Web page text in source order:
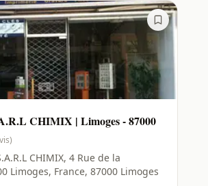
CHIMIX | Limoges - 87000
CHIMIX, 4 Rue de la
Limoges, France, 87000 Limoges